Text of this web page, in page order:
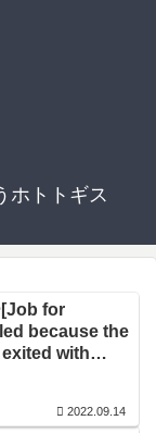
ホトトギス
for
because the
with
2022.09.14